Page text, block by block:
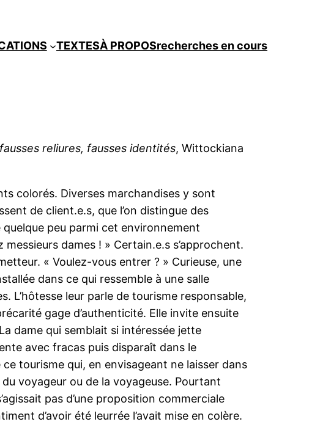
TEXTESÀ PROPOSrecherches en cours
reliures, fausses identités, Wittockiana
colorés. Diverses marchandises y sont
de client.e.s, que l’on distingue des
peu parmi cet environnement
dames ! » Certain.e.s s’approchent.
« Voulez-vous entrer ? » Curieuse, une
dans ce qui ressemble à une salle
L’hôtesse leur parle de tourisme responsable,
gage d’authenticité. Elle invite ensuite
dame qui semblait si intéressée jette
avec fracas puis disparaît dans le
tourisme qui, en envisageant ne laisser dans
voyageur ou de la voyageuse. Pourtant
pas d’une proposition commerciale
d’avoir été leurrée l’avait mise en colère.